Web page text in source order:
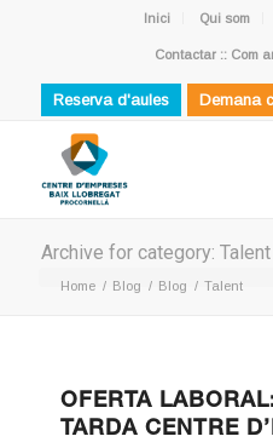
Inici Qui som
Contactar :: Com
Reserva d'aules Demana
Archive for category: Talent
Home / Blog / Blog / Talent
OFERTA
TARDA CENTRE